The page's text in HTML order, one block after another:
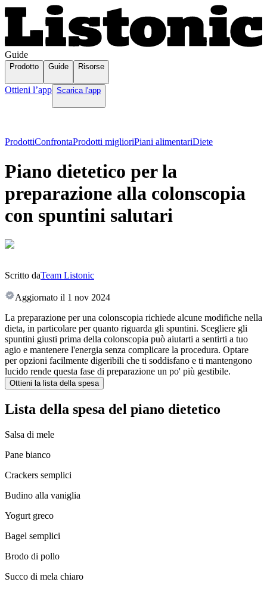
Guide
Prodotto Guide Risorse
Ottieni l’app Scarica l'app
ProdottiConfrontaProdotti miglioriPiani alimentariDiete
Piano dietetico per la
preparazione alla colonscopia
con spuntini salutari
Scritto daTeam Listonic
Aggiornato il 1 nov 2024
La preparazione per una colonscopia richiede alcune modifiche nella
dieta, in particolare per quanto riguarda gli spuntini. Scegliere gli
spuntini giusti prima della colonscopia può aiutarti a sentirti a tuo
agio e mantenere l'energia senza complicare la procedura. Optare
per opzioni facilmente digeribili che ti soddisfano e ti mantengono
lucido rende questa fase di preparazione un po' più gestibile.
Ottieni la lista della spesa
Lista della spesa del piano dietetico
Salsa di mele
Pane bianco
Crackers semplici
Budino alla vaniglia
Yogurt greco
Bagel semplici
Brodo di pollo
Succo di mela chiaro